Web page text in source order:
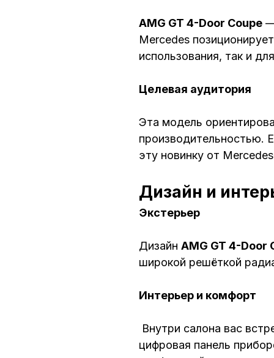
AMG GT 4-Door Coupe —
Mercedes
использования, так и
Целевая аудитория
Эта модель
производительностью.
эту новинку от
Дизайн и
Экстерьер
Дизайн AMG GT 4-Door
широкой решёткой
Интерьер и комфорт
Внутри салона вас
цифровая панель